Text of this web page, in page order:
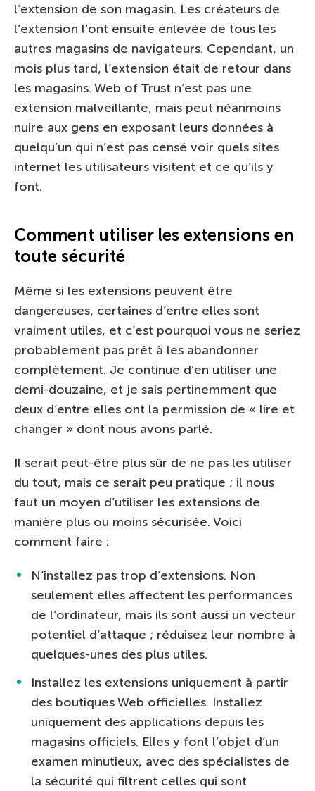
l’extension de son magasin. Les créateurs de
l’extension l’ont ensuite enlevée de tous les
autres magasins de navigateurs. Cependant, un
mois plus tard, l’extension était de retour dans
les magasins. Web of Trust n’est pas une
extension malveillante, mais peut néanmoins
nuire aux gens en exposant leurs données à
quelqu’un qui n’est pas censé voir quels sites
internet les utilisateurs visitent et ce qu’ils y
font.
Comment utiliser les extensions en
toute sécurité
Même si les extensions peuvent être
dangereuses, certaines d’entre elles sont
vraiment utiles, et c’est pourquoi vous ne seriez
probablement pas prêt à les abandonner
complètement. Je continue d’en utiliser une
demi-douzaine, et je sais pertinemment que
deux d’entre elles ont la permission de « lire et
changer » dont nous avons parlé.
Il serait peut-être plus sûr de ne pas les utiliser
du tout, mais ce serait peu pratique ; il nous
faut un moyen d’utiliser les extensions de
manière plus ou moins sécurisée. Voici
comment faire :
N’installez pas trop d’extensions. Non
seulement elles affectent les performances
de l’ordinateur, mais ils sont aussi un vecteur
potentiel d’attaque ; réduisez leur nombre à
quelques-unes des plus utiles.
Installez les extensions uniquement à partir
des boutiques Web officielles. Installez
uniquement des applications depuis les
magasins officiels. Elles y font l’objet d’un
examen minutieux, avec des spécialistes de
la sécurité qui filtrent celles qui sont